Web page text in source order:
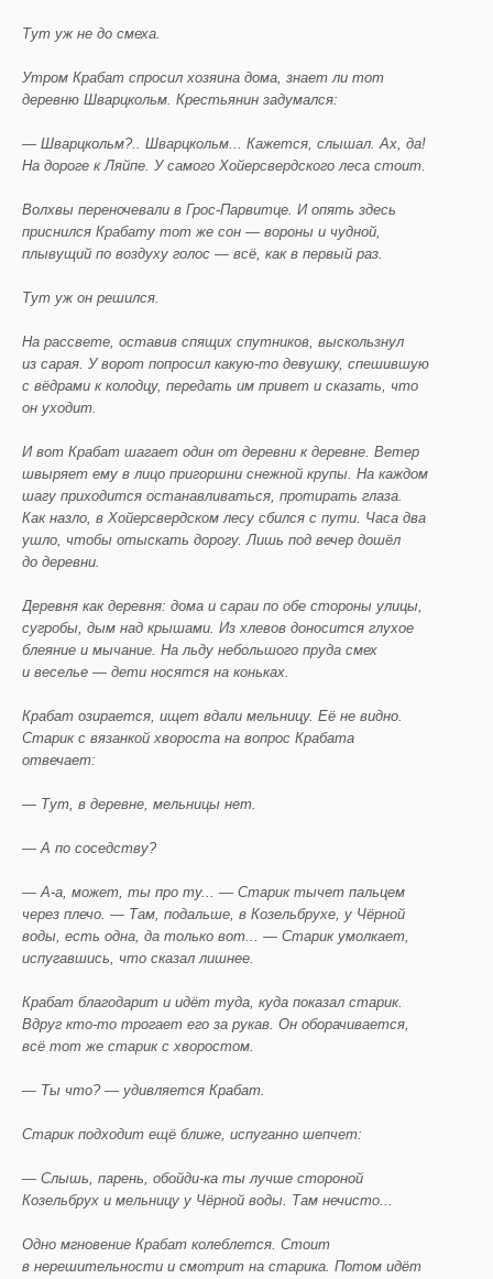
Тут уж не до смеха.
Утром Крабат спросил хозяина дома, знает ли тот
деревню Шварцкольм. Крестьянин задумался:
— Шварцкольм?.. Шварцкольм... Кажется, слышал. Ах, да!
На дороге к Ляйпе. У самого Хойерсвердского леса стоит.
Волхвы переночевали в Грос-Парвитце. И опять здесь
приснился Крабату тот же сон — вороны и чудной,
плывущий по воздуху голос — всё, как в первый раз.
Тут уж он решился.
На рассвете, оставив спящих спутников, выскользнул
из сарая. У ворот попросил какую-то девушку, спешившую
с вёдрами к колодцу, передать им привет и сказать, что
он уходит.
И вот Крабат шагает один от деревни к деревне. Ветер
швыряет ему в лицо пригоршни снежной крупы. На каждом
шагу приходится останавливаться, протирать глаза.
Как назло, в Хойерсвердском лесу сбился с пути. Часа два
ушло, чтобы отыскать дорогу. Лишь под вечер дошёл
до деревни.
Деревня как деревня: дома и сараи по обе стороны улицы,
сугробы, дым над крышами. Из хлевов доносится глухое
блеяние и мычание. На льду небольшого пруда смех
и веселье — дети носятся на коньках.
Крабат озирается, ищет вдали мельницу. Её не видно.
Старик с вязанкой хвороста на вопрос Крабата
отвечает:
— Тут, в деревне, мельницы нет.
— А по соседству?
— А-а, может, ты про ту... — Старик тычет пальцем
через плечо. — Там, подальше, в Козельбрухе, у Чёрной
воды, есть одна, да только вот... — Старик умолкает,
испугавшись, что сказал лишнее.
Крабат благодарит и идёт туда, куда показал старик.
Вдруг кто-то трогает его за рукав. Он оборачивается,
всё тот же старик с хворостом.
— Ты что? — удивляется Крабат.
Старик подходит ещё ближе, испуганно шепчет:
— Слышь, парень, обойди-ка ты лучше стороной
Козельбрух и мельницу у Чёрной воды. Там нечисто...
Одно мгновение Крабат колеблется. Стоит
в нерешительности и смотрит на старика. Потом идёт